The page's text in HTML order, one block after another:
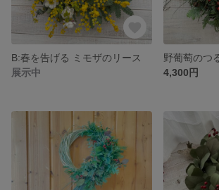
B:春を告げる ミモザのリース
展示中
4,300円